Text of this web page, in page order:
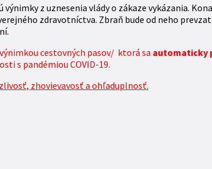
z uznesenia vlády o zákaze vykázania.
zdravotníctva. Zbraň bude od neho
cestovných pasov/ ktorá sa automaticky
s pandémiou COVID-19.
zhovievavosť a ohľaduplnosť.